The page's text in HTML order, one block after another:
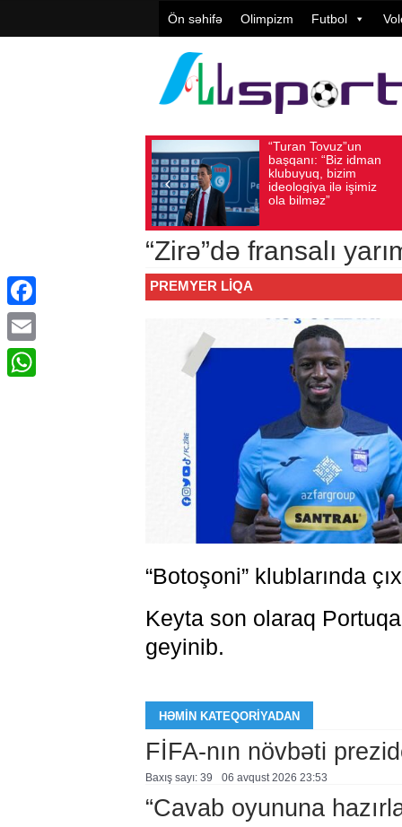
Ön səhifə Olimpizm Futbol
başqanı: “Biz idman
klubuyuq, bizim
ideologiya ilə işimiz
ola bilməz”
Vüqar
yüksək
Avqust 05, 2026
“Zirə”də fransalı
PREMYER LIQA
“Botoşoni” klublarında
Keyta son olaraq
geyinib.
HƏMIN KATEQORIYADAN
FİFA-nın növbəti
Baxış sayı: 39 06 avqust 2026 23:53
“Cavab oyununa
Facebook
Email